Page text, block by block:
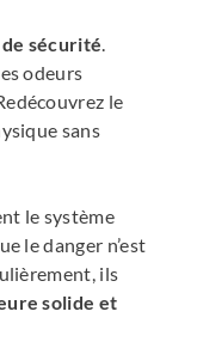
sécurité.
odeurs
le
sans
le système
le danger n’est
ils
solide et